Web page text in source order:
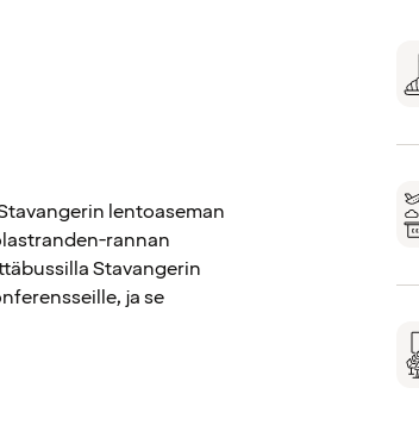
lentoaseman
rannan
Stavangerin
ja se